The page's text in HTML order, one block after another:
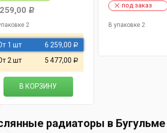
Р
2
1 шт 6 259,00 Р
2 шт 5 477,00 Р
В КОРЗИНУ
под заказ
В упаковке 2
радиаторы в Бугульме